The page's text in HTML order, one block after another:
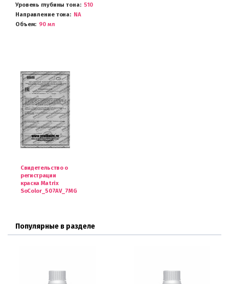
Уровень глубины тона
510
Направление тона
NA
Объем
90 мл
Свидетельство о
регистрации
краска Matrix
SoColor_507AV_7MG
Популярные в разделе